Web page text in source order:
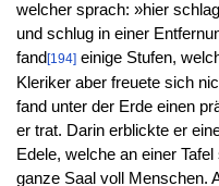
welcher sprach: »hier
und schlug in einer
fand [194]einige Stufen,
Kleriker aber freuete sich
fand unter der Erde einen
er trat. Darin erblickte er
Edele, welche an einer
ganze Saal voll Menschen.